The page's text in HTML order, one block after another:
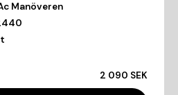
Manöveren
2 090 SEK